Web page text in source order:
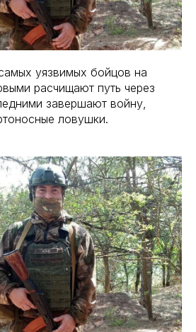
уязвимых бойцов на
расчищают путь через
завершают войну,
ловушки.